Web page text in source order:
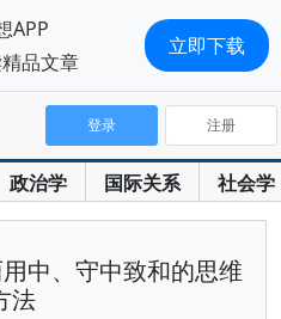
政治学 国际关系 社会学
登录 注册
中、守中致和的思维
法
APP
品文章
立即下载